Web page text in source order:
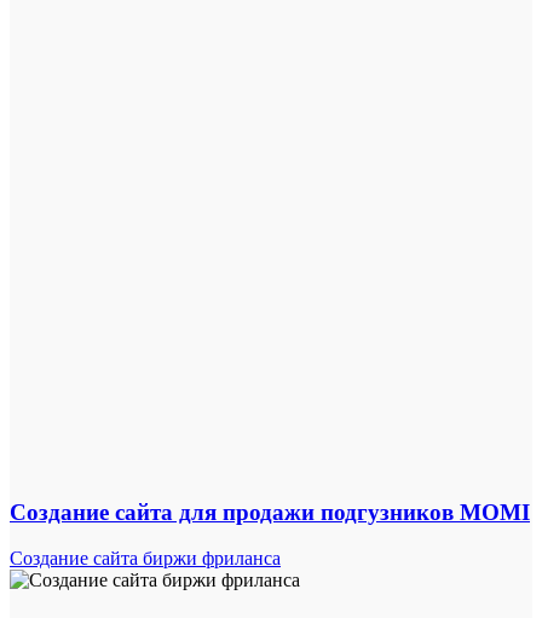
Создание сайта для продажи подгузников MOMI
Создание сайта биржи фриланса